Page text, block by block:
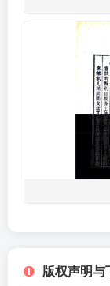
版权声明与